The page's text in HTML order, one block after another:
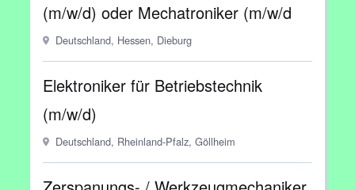
(m/w/d) oder Mechatroniker (m/w/d
Deutschland, Hessen, Dieburg
Elektroniker für Betriebstechnik
(m/w/d)
Deutschland, Rheinland-Pfalz, Göllheim